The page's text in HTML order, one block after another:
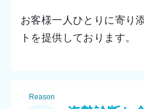
お客様一人ひとりに寄り
トを提供しております。
Reason